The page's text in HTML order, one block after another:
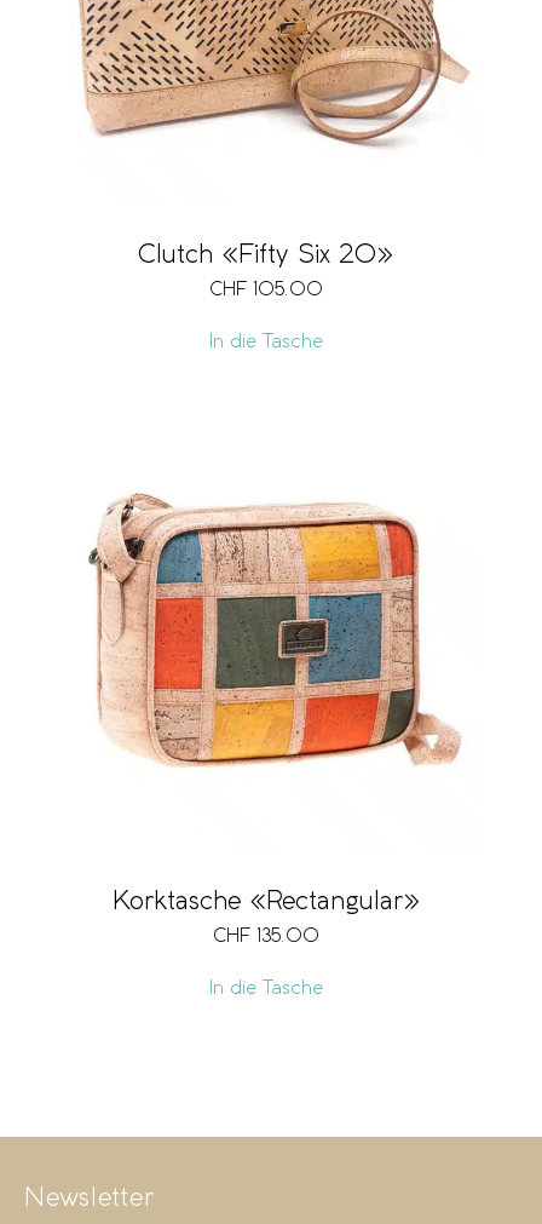
Clutch «Fifty Six 20»
CHF 105.00
In die Tasche
Korktasche «Rectangular»
CHF 135.00
In die Tasche
Newsletter